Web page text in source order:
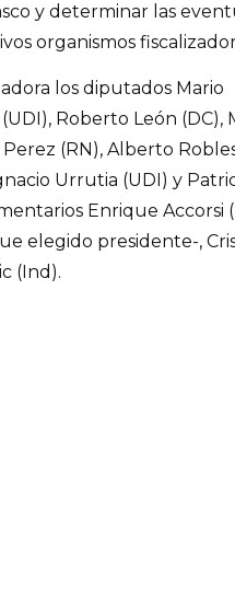
y determinar las
organismos
los diputados Mario
Roberto León (DC),
(RN), Alberto
Urrutia (UDI) y
Enrique Accorsi
elegido presidente-,
(Ind).